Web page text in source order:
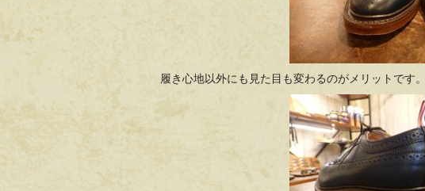
履き心地以外にも見た目も変わるのがメリットです。